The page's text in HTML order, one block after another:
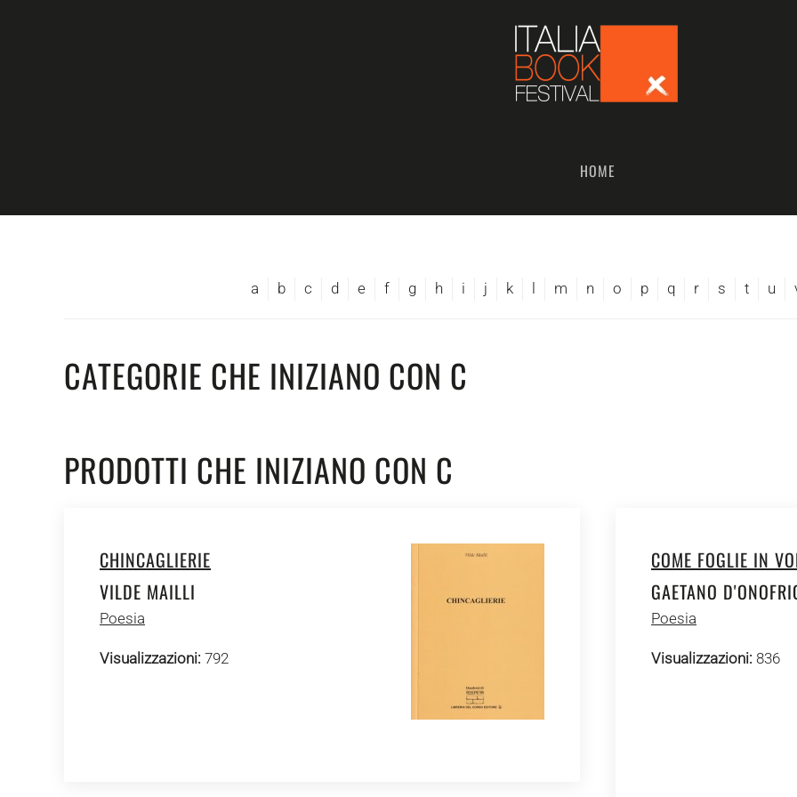
HOME
a b c d e f g h i j k m n o p q r s t u
CATEGORIE CHE INIZIANO CON C
PRODOTTI CHE INIZIANO CON C
CHINCAGLIERIE
VILDE MAILLI
Poesia
Visualizzazioni: 792
COME FOGLIE IN
GAETANO
Poesia
Visualizzazioni: 836